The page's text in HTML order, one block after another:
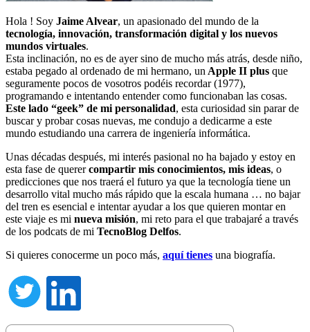
Hola ! Soy Jaime Alvear, un apasionado del mundo de la
tecnología, innovación, transformación digital y los nuevos
mundos virtuales.
Esta inclinación, no es de ayer sino de mucho más atrás, desde niño,
estaba pegado al ordenado de mi hermano, un Apple II plus que
seguramente pocos de vosotros podéis recordar (1977),
programando e intentando entender como funcionaban las cosas.
Este lado “geek” de mi personalidad, esta curiosidad sin parar de
buscar y probar cosas nuevas, me condujo a dedicarme a este
mundo estudiando una carrera de ingeniería informática.
Unas décadas después, mi interés pasional no ha bajado y estoy en
esta fase de querercompartir mis conocimientos, mis ideas, o
predicciones que nos traerá el futuro ya que la tecnología tiene un
desarrollo vital mucho más rápido que la escala humana … no bajar
del tren es esencial e intentar ayudar a los que quieren montar en
este viaje es mi nueva misión, mi reto para el que trabajaré a través
de los podcats de mi TecnoBlog Delfos.
Si quieres conocerme un poco más, aquí tienes una biografía.